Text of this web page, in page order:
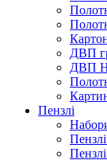
ДВП
ДВП
Пензлі